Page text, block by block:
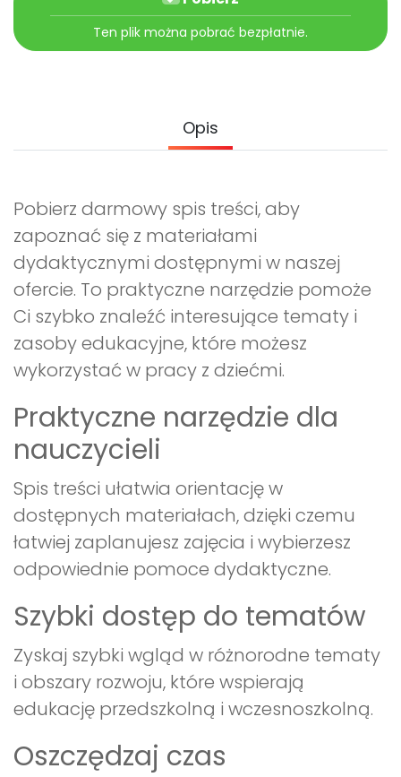
Archiwalne numery
Pomoc
Promocje
Ten plik można pobrać bezpłatnie.
Opis
Pobierz darmowy spis treści, aby
zapoznać się z materiałami
dydaktycznymi dostępnymi w naszej
ofercie. To praktyczne narzędzie pomoże
Ci szybko znaleźć interesujące tematy i
zasoby edukacyjne, które możesz
wykorzystać w pracy z dziećmi.
Praktyczne narzędzie dla
nauczycieli
Spis treści ułatwia orientację w
dostępnych materiałach, dzięki czemu
łatwiej zaplanujesz zajęcia i wybierzesz
odpowiednie pomoce dydaktyczne.
Szybki dostęp do tematów
Zyskaj szybki wgląd w różnorodne tematy
i obszary rozwoju, które wspierają
edukację przedszkolną i wczesnoszkolną.
Oszczędzaj czas